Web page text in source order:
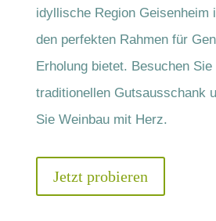
idyllische Region Geisenheim
den perfekten Rahmen für
Erholung bietet. Besuchen Sie
traditionellen Gutsausschank
Sie Weinbau mit Herz.
Jetzt probieren